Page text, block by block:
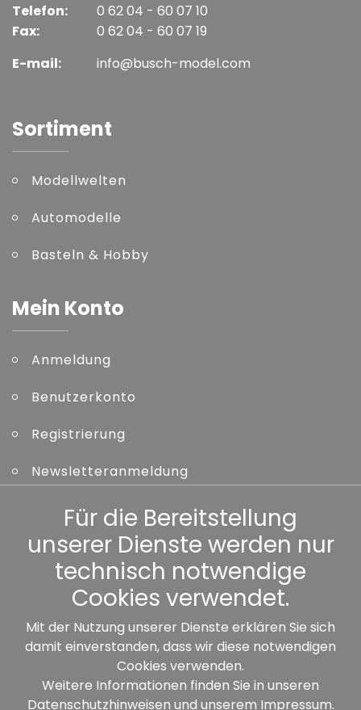
Telefon:
Fax:
0 62 04 - 60 07 10
0 62 04 - 60 07 19
E-mail:
info@busch-model.com
Sortiment
Modellwelten
Automodelle
Basteln & Hobby
Mein Konto
Anmeldung
Benutzerkonto
Registrierung
Newsletteranmeldung
Kennwort vergessen
Sonstiges
Unsere Partner:
Für die Bereitstellung
unserer Dienste werden nur
technisch notwendige
Cookies verwendet.
Mit der Nutzung unserer Dienste erklären Sie sich
damit einverstanden, dass wir diese notwendigen
Cookies verwenden.
Weitere Informationen finden Sie in unseren
Datenschutzhinweisen und unserem Impressum.